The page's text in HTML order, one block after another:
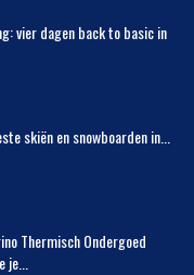
vier dagen back to basic in
skiën en snowboarden in...
Thermisch Ondergoed